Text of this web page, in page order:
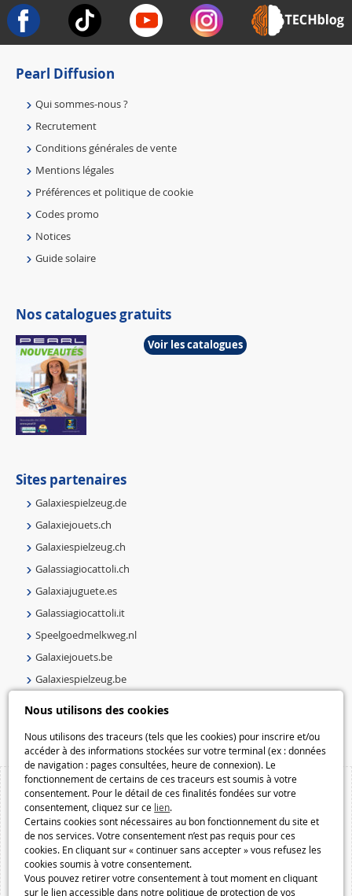
Nous utilisons des cookies
Nous utilisons des traceurs (tels que les cookies) pour inscrire et/ou
accéder à des informations stockées sur votre terminal (ex : données
de navigation : pages consultées, heure de connexion). Le
fonctionnement de certains de ces traceurs est soumis à votre
consentement. Pour le détail de ces finalités fondées sur votre
consentement, cliquez sur ce lien.
Certains cookies sont nécessaires au bon fonctionnement du site et
de nos services. Votre consentement n’est pas requis pour ces
cookies. En cliquant sur « continuer sans accepter » vous refusez les
cookies soumis à votre consentement.
Vous pouvez retirer votre consentement à tout moment en cliquant
sur le lien accessible dans notre politique de protection de vos
Pearl Diffusion
Qui sommes-nous ?
Recrutement
Conditions générales de vente
Mentions légales
Préférences et politique de cookie
Codes promo
Notices
Guide solaire
Nos catalogues gratuits
Voir les catalogues
Sites partenaires
Galaxiespielzeug.de
Galaxiejouets.ch
Galaxiespielzeug.ch
Galassiagiocattoli.ch
Galaxiajuguete.es
Galassiagiocattoli.it
Speelgoedmelkweg.nl
Galaxiejouets.be
Galaxiespielzeug.be